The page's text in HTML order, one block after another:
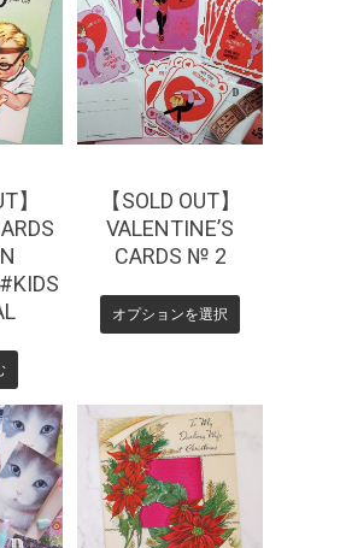
】
¥330
【SOLD OUT】
VALENTINE’S
CARDS № 2
オプションを選択
¥660